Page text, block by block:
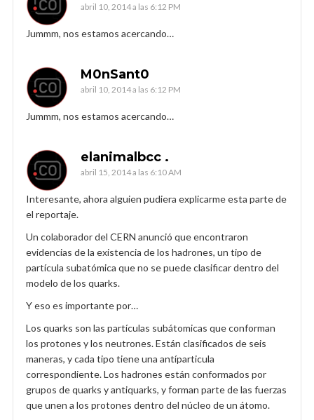
abril 10, 2014 a las 6:12 PM
Jummm, nos estamos acercando…
M0nSant0
abril 10, 2014 a las 6:12 PM
Jummm, nos estamos acercando…
elanimalbcc .
abril 15, 2014 a las 6:10 AM
Interesante, ahora alguien pudiera explicarme esta parte de
el reportaje.
Un colaborador del CERN anunció que encontraron
evidencias de la existencia de los hadrones, un tipo de
partícula subatómica que no se puede clasificar dentro del
modelo de los quarks.
Y eso es importante por…
Los quarks son las partículas subátomicas que conforman
los protones y los neutrones. Están clasificados de seis
maneras, y cada tipo tiene una antíparticula
correspondiente. Los hadrones están conformados por
grupos de quarks y antiquarks, y forman parte de las fuerzas
que unen a los protones dentro del núcleo de un átomo.